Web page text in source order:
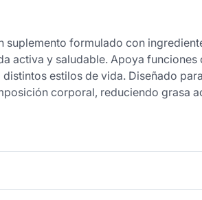
suplemento formulado con
activa y saludable. Apoya
estilos de vida. Diseñado
corporal, reduciendo grasa